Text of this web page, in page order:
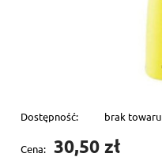
Dostępność: brak towaru
Cena: 30,50 zł